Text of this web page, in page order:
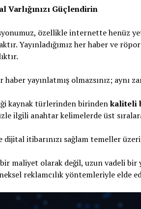
Varlığınızı Güçlendirin
özellikle internette henüz
Yayınladığımız her haber ve
haber yayınlatmış olmazsınız; aynı
kaynak türlerinden birindenkaliteli
ilgili anahtar kelimelerde üst
itibarınızı sağlam temeller
maliyet olarak değil, uzun vadeli
reklamcılık yöntemleriyle elde